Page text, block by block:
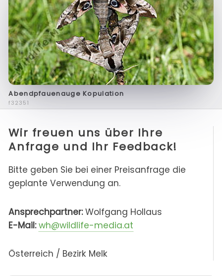
Abendpfauenauge Kopulation
f32351
Wir freuen uns über Ihre
Anfrage und Ihr Feedback!
Bitte geben Sie bei einer Preisanfrage die
geplante Verwendung an.
Ansprechpartner:Wolfgang Hollaus
E-Mail: wh@wildlife-media.at
Österreich / Bezirk Melk